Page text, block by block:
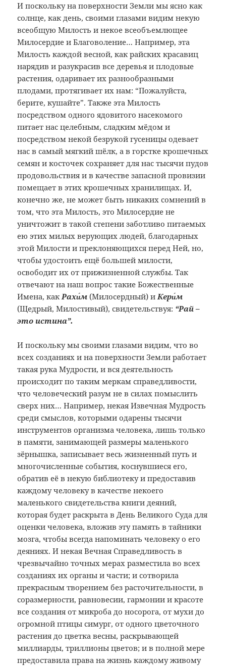
И поскольку на поверхности Земли мы ясно как
солнце, как день, своими глазами видим некую
всеобщую Милость и некое всеобъемлющее
Милосердие и Благоволение… Например, эта
Милость каждой весной, как райских красавиц
нарядив и разукрасив все деревья и плодовые
растения, одаривает их разнообразными
плодами, протягивает их нам: “Пожалуйста,
берите, кушайте”. Также эта Милость
посредством одного ядовитого насекомого
питает нас целебным, сладким мёдом и
посредством некой безрукой гусеницы одевает
нас в самый мягкий шёлк, а в горстке крошечных
семян и косточек сохраняет для нас тысячи пудов
продовольствия и в качестве запасной провизии
помещает в этих крошечных хранилищах. И,
конечно же, не может быть никаких сомнений в
том, что эта Милость, это Милосердие не
уничтожит в такой степени заботливо питаемых
ею этих милых верующих людей, благодарных
этой Милости и преклоняющихся перед Ней, но,
чтобы удостоить ещё большей милости,
освободит их от прижизненной службы. Так
отвечают на наш вопрос такие Божественные
Имена, какРахи́м(Милосердный) иКери́м
(Щедрый, Милостивый), свидетельствуя: “Рай –
это истина”.
И поскольку мы своими глазами видим, что во
всех созданиях и на поверхности Земли работает
такая рука Мудрости, и вся деятельность
происходит по таким меркам справедливости,
что человеческий разум не в силах помыслить
сверх них… Например, некая Извечная Мудрость
среди смыслов, которыми одарены тысячи
инструментов организма человека, лишь только
в памяти, занимающей размеры маленького
зёрнышка, записывает весь жизненный путь и
многочисленные события, коснувшиеся его,
обратив её в некую библиотеку и предоставив
каждому человеку в качестве некоего
маленького свидетельства книги деяний,
которая будет раскрыта в День Великого Суда для
оценки человека, вложив эту память в тайники
мозга, чтобы всегда напоминать человеку о его
деяниях. И некая Вечная Справедливость в
чрезвычайно точных мерах разместила во всех
созданиях их органы и части; и сотворила
прекрасным творением без расточительности, в
соразмерности, равновесии, гармонии и красоте
все создания от микроба до носорога, от мухи до
огромной птицы симург, от одного цветочного
растения до цветка весны, раскрывающей
миллиарды, триллионы цветов; и в полной мере
предоставила права на жизнь каждому живому